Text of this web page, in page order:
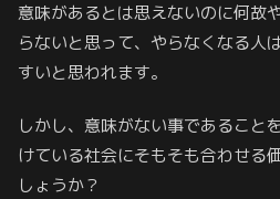
意味があるとは思えないのに何故
らないと思って、やらなくなる人
すいと思われます。
しかし、意味がない事であること
けている社会にそもそも合わせる
しょうか？